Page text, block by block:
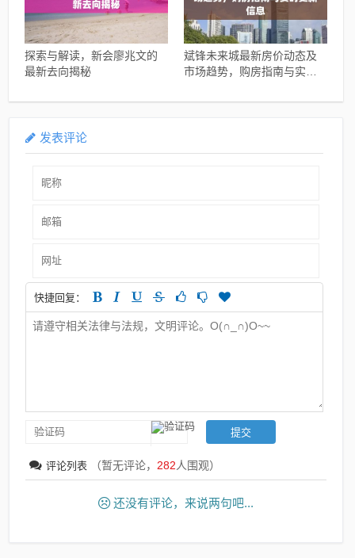
探索与解读，新会廖兆文的
最新去向揭秘
斌锋未来城最新房价动态及
市场趋势，购房指南与实时
发表评论
快捷回复：
评论列表 （暂无评论， 282人围观）
还没有评论，来说两句吧...